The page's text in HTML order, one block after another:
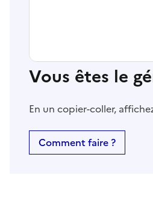
Vous êtes le
En un copier-coller,
Comment faire ?